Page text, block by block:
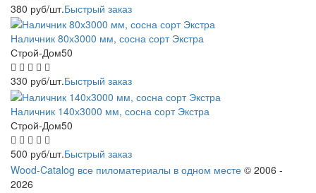
380 руб/шт.Быстрый заказ
Наличник 80х3000 мм, сосна сорт Экстра
Строй-Дом50
330 руб/шт.Быстрый заказ
Наличник 140х3000 мм, сосна сорт Экстра
Строй-Дом50
500 руб/шт.Быстрый заказ
Wood-Catalog все пиломатериалы в одном месте © 2006 -
2026